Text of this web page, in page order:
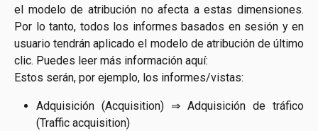
el modelo de atribución no afecta a estas dimensiones.
Por lo tanto, todos los informes basados en sesión y en
usuario tendrán aplicado el modelo de atribución de último
clic. Puedes leer más información aquí:
Estos serán, por ejemplo, los informes/vistas:
Adquisición (Acquisition) ⇒ Adquisición de tráfico
(Traffic acquisition)